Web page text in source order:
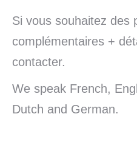
Si vous souhaitez des
complémentaires +
contacter.
We speak French,
Dutch and German.